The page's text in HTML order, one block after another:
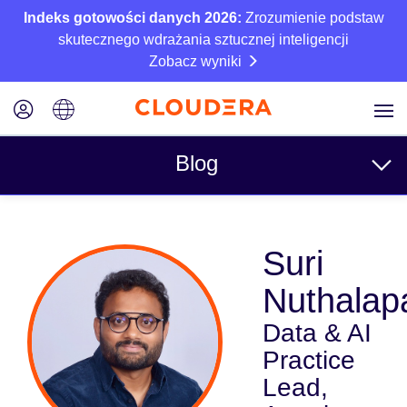
Indeks gotowości danych 2026: Zrozumienie podstaw
skutecznego wdrażania sztucznej inteligencji
Zobacz wyniki
Blog
Business
Techniczne
Partnerzy
Kultura
Suri
Data & AI
Practice
Lead,